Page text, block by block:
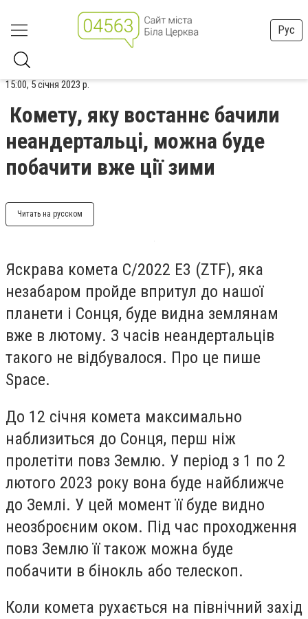
Рус
15:00, 5 січня 2023 р.
Комету, яку востаннє бачили
неандертальці, можна буде
побачити вже ції зими
Читать на русском
Яскрава комета C/2022 E3 (ZTF), яка
незабаром пройде впритул до нашої
планети і Сонця, буде видна землянам
вже в лютому. З часів неандертальців
такого не відбувалося. Про це пише
Space.
До 12 січня комета максимально
наблизиться до Сонця, перш ніж
пролетіти повз Землю. У період з 1 по 2
лютого 2023 року вона буде найближче
до Землі. У цей момент її буде видно
неозброєним оком. Під час проходження
повз Землю її також можна буде
побачити в бінокль або телескоп.
Коли комета рухається на північний захід